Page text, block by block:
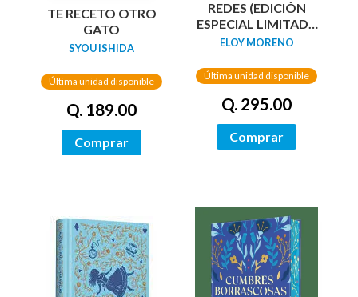
TE RECETO OTRO
GATO
SYOU ISHIDA
Última unidad disponible
Q. 189.00
Comprar
REDES (EDICIÓN
ESPECIAL LIMITADA
GUARDAS DRAGÓN)
ELOY MORENO
Última unidad disponible
Q. 295.00
Comprar